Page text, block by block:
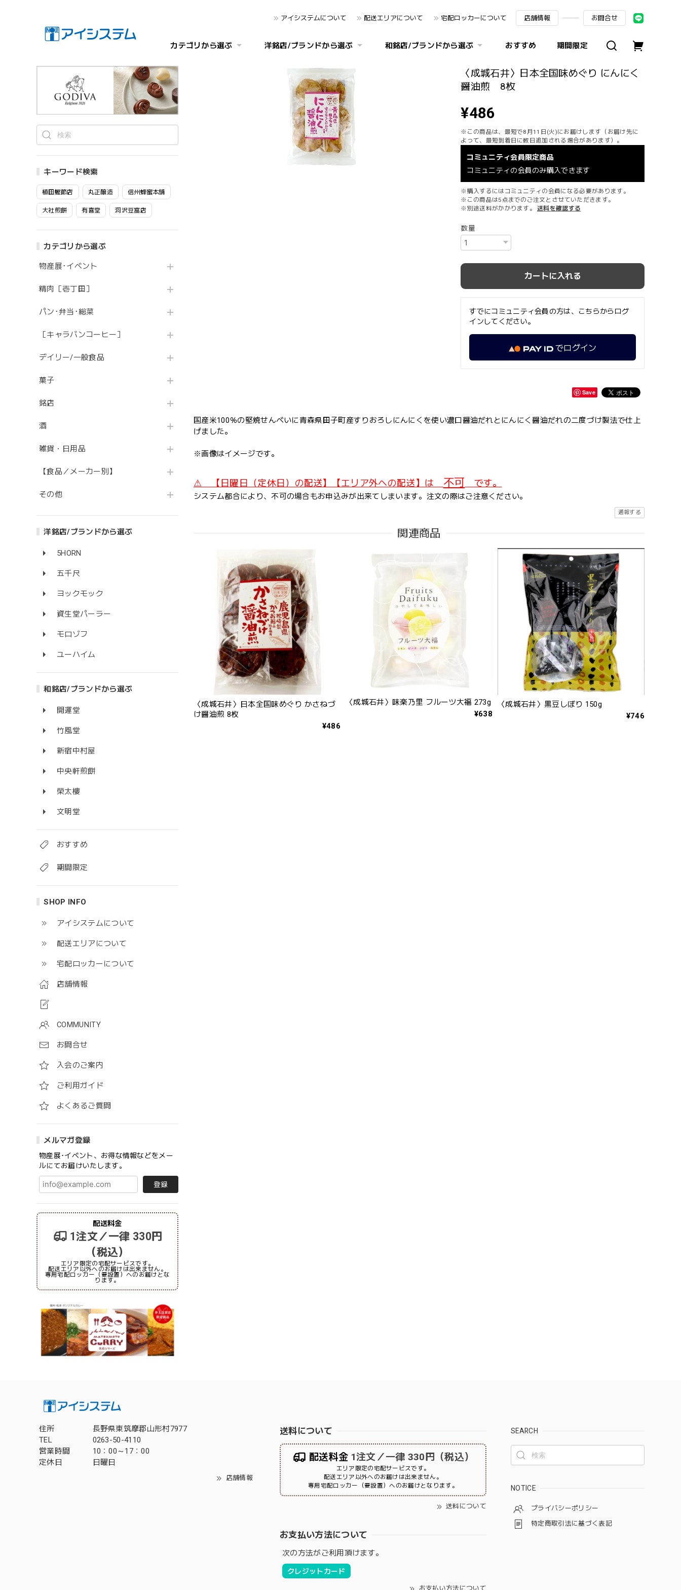
アイシステムについて 配送エリアについて 宅配ロッカーについて 店舗情報 お問合せ
カテゴリから選ぶ 洋銘店/ブランドから選ぶ 和銘店/ブランドから選ぶ おすすめ 期間限定
キーワード検索
植田鰹節店 丸正醸造 信州蜂蜜本舗
大社煎餅 有喜堂 洞沢豆富店
カテゴリから選ぶ
物産展･イベント
精肉［壱丁田］
パン･弁当･総菜
［キャラバンコーヒー］
デイリー/一般食品
菓子
銘店
酒
雑貨・日用品
【食品／メーカー別】
その他
洋銘店/ブランドから選ぶ
5HORN
五千尺
ヨックモック
資生堂パーラー
モロゾフ
ユーハイム
和銘店/ブランドから選ぶ
開運堂
竹風堂
新宿中村屋
中央軒煎餅
榮太樓
文明堂
おすすめ
期間限定
SHOP INFO
アイシステムについて
配送エリアについて
宅配ロッカーについて
店舗情報
COMMUNITY
お問合せ
入会のご案内
ご利用ガイド
よくあるご質問
メルマガ登録
物産展･イベント、お得な情報などをメー
ルにてお届けいたします。
登録
配送料金
1注文／一律 330円
（税込）
エリア限定の宅配サービスです。
配送エリア以外へのお届けは出来ません。
専用宅配ロッカー（要設置）へのお届けとな
ります。
〈成城石井〉日本全国味めぐり にんにく
醤油煎 8枚
¥486
※この商品は、最短で8月11日(火)にお届けします（お届け先に
よって、最短到着日に数日追加される場合があります）。
コミュニティ会員限定商品
コミュニティの会員のみ購入できます
※購入するにはコミュニティの会員になる必要があります。
※この商品は5点までのご注文とさせていただきます。
※別途送料がかかります。
送料を確認する
数量
カートに入れる
すでにコミュニティ会員の方は、こちらからログ
インしてください。
でログイン
Save
国産米100％の堅焼せんべいに青森県田子町産すりおろしにんにくを使い濃口醤油だれとにんにく醤油だれの二度づけ製法で仕上
げました。
※画像はイメージです。
⚠ 【日曜日（定休日）の配送】【エリア外への配送】は 不可 です。
システム都合により、不可の場合もお申込みが出来てしまいます。注文の際はご注意ください。
通報する
関連商品
〈成城石井〉日本全国味めぐり かさねづ
け醤油煎 8枚
¥486
〈成城石井〉味楽乃里 フルーツ大福 273g
¥638
〈成城石井〉黒豆しぼり 150g
¥746
住所
長野県東筑摩郡山形村7977
TEL
0263-50-4110
営業時間
10：00～17：00
定休日
日曜日
店舗情報
送料について
配送料金 1注文／一律 330円（税込）
エリア限定の宅配サービスです。
配送エリア以外へのお届けは出来ません。
専用宅配ロッカー（要設置）へのお届けとなります。
送料について
お支払い方法について
次の方法がご利用頂けます。
クレジットカード
お支払い方法について
SEARCH
NOTICE
プライバシーポリシー
特定商取引法に基づく表記